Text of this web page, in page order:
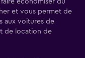
économiser du
et vous permet de
aux voitures de
de location de